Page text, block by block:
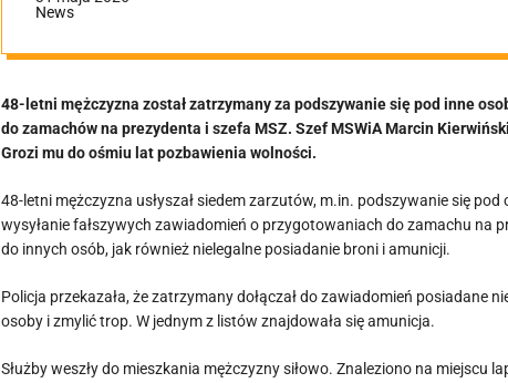
[VIDEO]
News
48-letni mężczyzna został zatrzymany za podszywanie się pod inne
do zamachów na prezydenta i szefa MSZ. Szef MSWiA Marcin
Grozi mu do ośmiu lat pozbawienia wolności.
48-letni mężczyzna usłyszał siedem zarzutów, m.in. podszywanie się
wysyłanie fałszywych zawiadomień o przygotowaniach do zamachu na
do innych osób, jak również nielegalne posiadanie broni i amunicji.
Policja przekazała, że zatrzymany dołączał do zawiadomień posiadane
osoby i zmylić trop. W jednym z listów znajdowała się amunicja.
Służby weszły do mieszkania mężczyzny siłowo. Znaleziono na miejscu